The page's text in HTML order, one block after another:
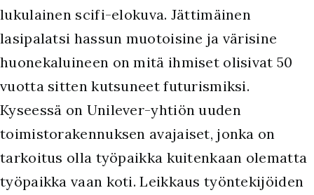
lukulainen scifi-elokuva. Jättimäinen
lasipalatsi hassun muotoisine ja värisine
huonekaluineen on mitä ihmiset olisivat 50
vuotta sitten kutsuneet futurismiksi.
Kyseessä on Unilever-yhtiön uuden
toimistorakennuksen avajaiset, jonka on
tarkoitus olla työpaikka kuitenkaan olematta
työpaikka vaan koti. Leikkaus työntekijöiden